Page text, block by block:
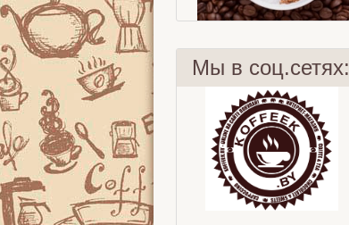
Женщина и кофе
Мы в соц.сетях: